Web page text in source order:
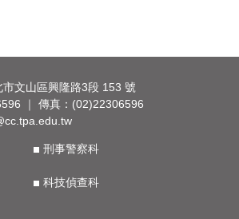
文山區興隆路3段 153 號
｜ 傳真：(02)22306596
刑事警察科
科技偵查科